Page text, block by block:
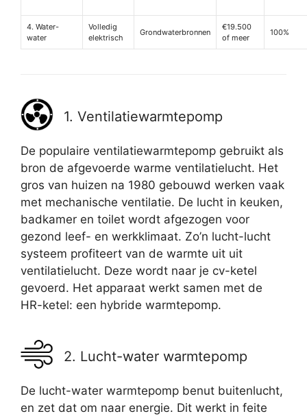
4. Water-
water
Volledig
elektrisch
Grondwaterbronnen
€19.500
of meer
100%
1. Ventilatiewarmtepomp
De populaire ventilatiewarmtepomp gebruikt als
bron de afgevoerde warme ventilatielucht. Het
gros van huizen na 1980 gebouwd werken vaak
met mechanische ventilatie. De lucht in keuken,
badkamer en toilet wordt afgezogen voor
gezond leef- en werkklimaat. Zo’n lucht-lucht
systeem profiteert van de warmte uit uit
ventilatielucht. Deze wordt naar je cv-ketel
gevoerd. Het apparaat werkt samen met de
HR-ketel: een hybride warmtepomp.
2. Lucht-water warmtepomp
De lucht-water warmtepomp benut buitenlucht,
en zet dat om naar energie. Dit werkt in feite